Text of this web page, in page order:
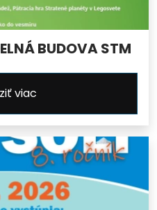
BUDOVA STM
viac